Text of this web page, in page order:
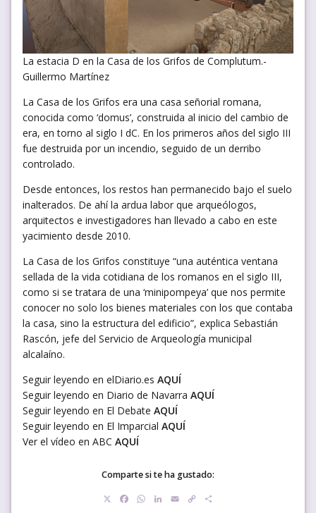
La estacia D en la Casa de los Grifos de Complutum.-
Guillermo Martínez
La Casa de los Grifos era una casa señorial romana,
conocida como ‘domus’, construida al inicio del cambio de
era, en torno al siglo I dC. En los primeros años del siglo III
fue destruida por un incendio, seguido de un derribo
controlado.
Desde entonces, los restos han permanecido bajo el suelo
inalterados. De ahí la ardua labor que arqueólogos,
arquitectos e investigadores han llevado a cabo en este
yacimiento desde 2010.
La Casa de los Grifos constituye “una auténtica ventana
sellada de la vida cotidiana de los romanos en el siglo III,
como si se tratara de una ‘minipompeya’ que nos permite
conocer no solo los bienes materiales con los que contaba
la casa, sino la estructura del edificio”, explica Sebastián
Rascón, jefe del Servicio de Arqueología municipal
alcalaíno.
Seguir leyendo en elDiario.es AQUÍ
Seguir leyendo en Diario de Navarra AQUÍ
Seguir leyendo en El Debate AQUÍ
Seguir leyendo en El Imparcial AQUÍ
Ver el vídeo en ABC AQUÍ
Comparte si te ha gustado:
Facebook
WhatsApp
LinkedIn
EmailCopy